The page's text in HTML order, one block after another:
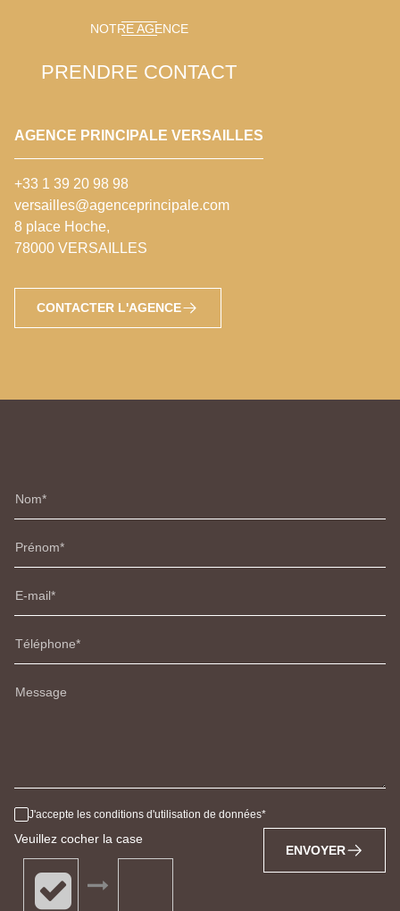
NOTRE AGENCE
PRENDRE CONTACT
AGENCE PRINCIPALE VERSAILLES
+33 1 39 20 98 98
versailles@agenceprincipale.com
8 place Hoche,
78000 VERSAILLES
CONTACTER L'AGENCE
Nom
Prénom
E-mail
Téléphone
Message
J'accepte les conditions d'utilisation de données
Veuillez cocher la case
ENVOYER